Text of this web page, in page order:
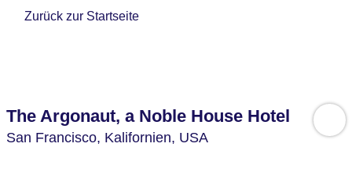
Zurück zur Startseite
The Argonaut, a Noble House Hotel
San Francisco, Kalifornien, USA